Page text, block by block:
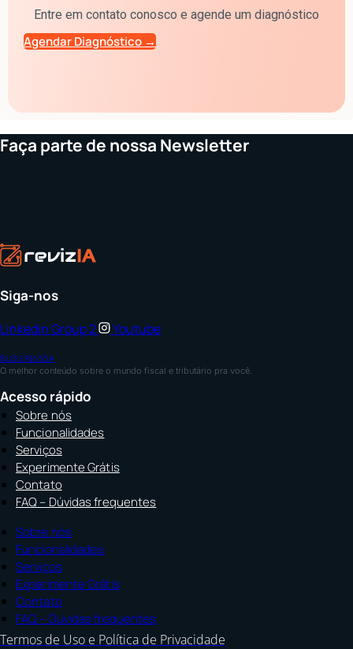
Entre em contato conosco e agende um diagnóstico
Agendar Diagnóstico →
Faça parte de nossa Newsletter
Siga-nos
LinkedinGroup 2 Youtube
BLOG REVIZIA
O melhor conteúdo sobre o mundo fiscal e tributário pra você.
Acesso rápido
Sobre nós
Funcionalidades
Serviços
Experimente Grátis
Contato
FAQ – Dúvidas frequentes
Sobre nós
Funcionalidades
Serviços
Experimente Grátis
Contato
FAQ – Dúvidas frequentes
Termos de Uso e Política de Privacidade